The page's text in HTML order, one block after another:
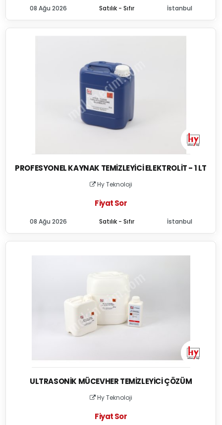
Satılık - Sıfır
08 Ağu 2026 İstanbul
PROFESYONEL KAYNAK TEMIZLEYICI ELEKTROLIT - 1 LT
Hy Teknoloji
Fiyat Sor
Satılık - Sıfır
08 Ağu 2026 İstanbul
ULTRASONIK MÜCEVHER TEMIZLEYICI ÇÖZÜM
Hy Teknoloji
Fiyat Sor